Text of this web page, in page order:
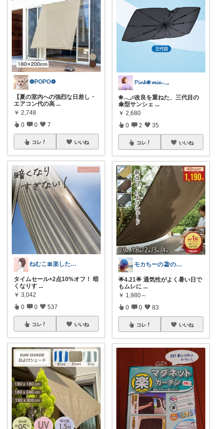
❁POPO❁
【夏の室内への強烈な日差し・
エアコン代の高 ...
￥ 2,748
0 0 7
コレ いいね
ねむこ🎀楽したいママの購入品ほぼオリ写
タイムセール+2点10%オフ！ 暗
くなりす ...
￥ 3,042
0 0 537
コレ いいね
𝓟𝓲𝓷𝓴❀𝓶𝓲𝓮𓂃𓈒
❀𓂃𓈒𓏸改良を重ねた、三代目の
傘型サンシェ ...
￥ 2,680
0 2 35
コレ いいね
モカちーの🏖️のんびりライフ🐈✨
🌟4.21🌟 通気性がよく暑い日で
もムレに ...
￥ 1,980～
0 0 83
コレ いいね